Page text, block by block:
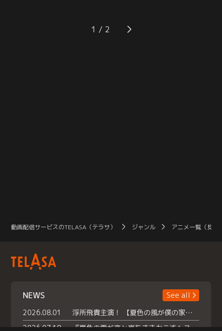
ムリープについて考えるのだった。
った“アキバ”がなくなってしまい悲
しむコノハに、マモルはある提案を
1
動画配信サービスのTELASA（テラサ） ジャンル アニメ一覧（見放
NEWS
See all
2026.08.01
浮所飛貴主演！ 【夏色の風が僕の家にやってきた】 本日よりテラサで独占配信スタート！
2026.07.18
『夏色の雲が恋と嵐をまきおこす』スペシャルメイキング 【Part1】2026年７月18日（土）23時30分～配信スタート！話題のシーンの裏側を大公開！豪華キャスト大集合！ 『武宮家 真夏の家族会議』開催！